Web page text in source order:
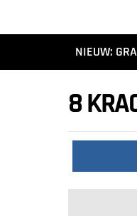
NIEUW:
8